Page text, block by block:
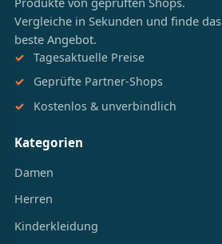
Vergleiche in Sekunden und finde das
beste Angebot.
Tagesaktuelle Preise
Geprüfte Partner-Shops
Kostenlos & unverbindlich
Kategorien
Damen
Herren
Kinderkleidung